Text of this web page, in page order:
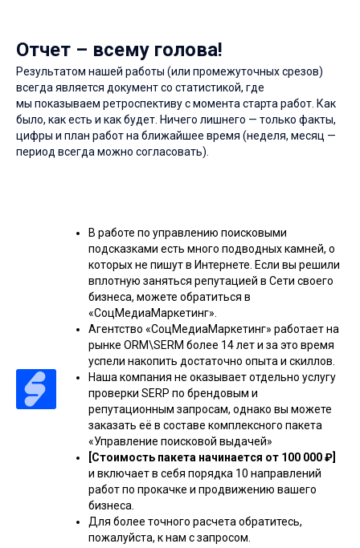
Отчет – всему голова!
Результатом нашей работы (или промежуточных срезов)
всегда является документ со статистикой, где
мы показываем ретроспективу с момента старта работ. Как
было, как есть и как будет. Ничего лишнего — только факты,
цифры и план работ на ближайшее время (неделя, месяц —
период всегда можно согласовать).
В работе по управлению поисковыми
подсказками есть много подводных камней, о
которых не пишут в Интернете. Если вы решили
вплотную заняться репутацией в Сети своего
бизнеса, можете обратиться в
«СоцМедиаМаркетинг».
Агентство «СоцМедиаМаркетинг» работает на
рынке ORM\SERM более 14 лет и за это время
успели накопить достаточно опыта и скиллов.
Наша компания не оказывает отдельно услугу
проверки SERP по брендовым и
репутационным запросам, однако вы можете
заказать её в составе комплексного пакета
«Управление поисковой выдачей»
[Стоимость пакета начинается от 100 000 ₽]
и включает в себя порядка 10 направлений
работ по прокачке и продвижению вашего
бизнеса.
Для более точного расчета обратитесь,
пожалуйста, к нам с запросом.